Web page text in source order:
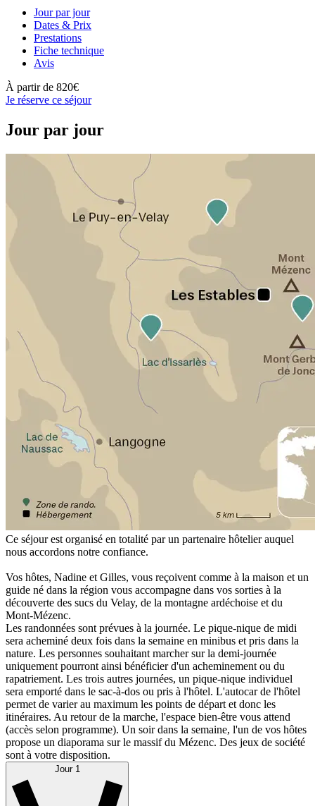
Jour par jour
Dates & Prix
Prestations
Fiche technique
Avis
À partir de 820€
Je réserve ce séjour
Jour par jour
Ce séjour est organisé en totalité par un partenaire hôtelier auquel
nous accordons notre confiance.
Vos hôtes, Nadine et Gilles, vous reçoivent comme à la maison et un
guide né dans la région vous accompagne dans vos sorties à la
découverte des sucs du Velay, de la montagne ardéchoise et du
Mont-Mézenc.
Les randonnées sont prévues à la journée. Le pique-nique de midi
sera acheminé deux fois dans la semaine en minibus et pris dans la
nature. Les personnes souhaitant marcher sur la demi-journée
uniquement pourront ainsi bénéficier d'un acheminement ou du
rapatriement. Les trois autres journées, un pique-nique individuel
sera emporté dans le sac-à-dos ou pris à l'hôtel. L'autocar de l'hôtel
permet de varier au maximum les points de départ et donc les
itinéraires. Au retour de la marche, l'espace bien-être vous attend
(accès selon programme). Un soir dans la semaine, l'un de vos hôtes
propose un diaporama sur le massif du Mézenc. Des jeux de société
sont à votre disposition.
Jour 1